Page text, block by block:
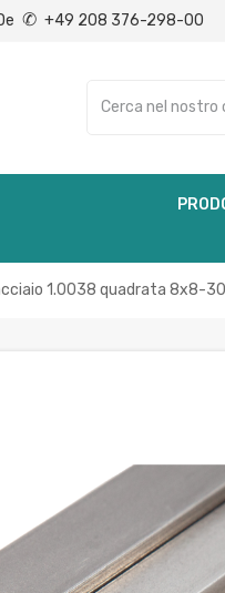
✆ +49 208 376-298-00
1.0038 quadrata 8x8-